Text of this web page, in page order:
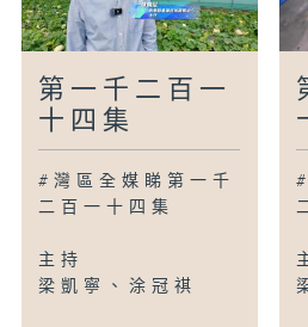
第一千二百一
十四集
#灣區全媒睇第一千
二百一十四集
主持
梁凱寧、涂冠祺